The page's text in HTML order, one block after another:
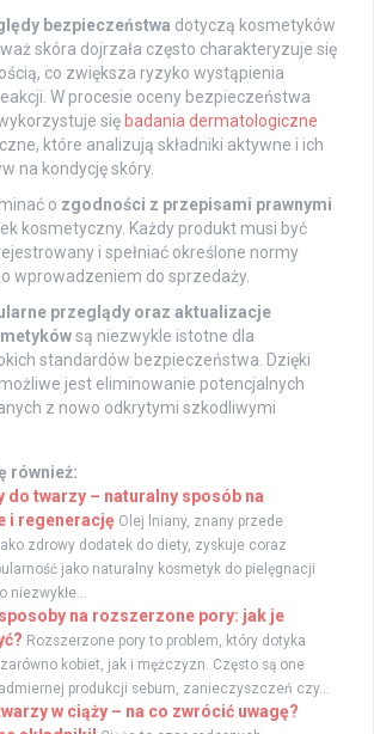
bezpieczeństwa dotyczą kosmetyków
skóra dojrzała często charakteryzuje się
co zwiększa ryzyko wystąpienia
W procesie oceny bezpieczeństwa
siębadania dermatologiczne
które analizują składniki aktywne i ich
na kondycję skóry.
o zgodności z przepisami prawnymi
kosmetyczny. Każdy produkt musi być
i spełniać określone normy
wprowadzeniem do sprzedaży.
przeglądy oraz aktualizacje
są niezwykle istotne dla
standardów bezpieczeństwa. Dzięki
jest eliminowanie potencjalnych
z nowo odkrytymi szkodliwymi
również:
do twarzy – naturalny sposób na
i regenerację Olej lniany, znany przede
zdrowy dodatek do diety, zyskuje coraz
jako naturalny kosmetyk do pielęgnacji
na rozszerzone pory: jak je
Rozszerzone pory to problem, który dotyka
kobiet, jak i mężczyzn. Często są one
produkcji sebum, zanieczyszczeń czy...
w ciąży – na co zwrócić uwagę?